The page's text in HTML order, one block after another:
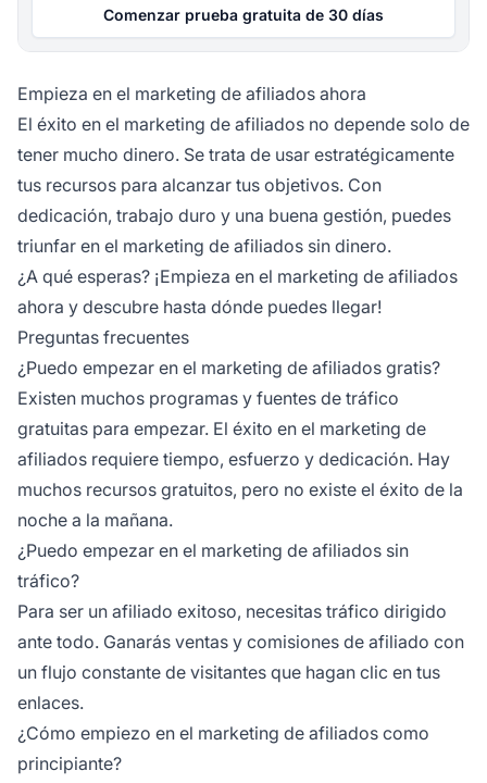
Comenzar prueba gratuita de 30 días
Empieza en el marketing de afiliados ahora
El éxito en el marketing de afiliados no depende solo de
tener mucho dinero. Se trata de usar estratégicamente
tus recursos para alcanzar tus objetivos. Con
dedicación, trabajo duro y una buena gestión, puedes
triunfar en el marketing de afiliados sin dinero.
¿A qué esperas? ¡Empieza en el marketing de afiliados
ahora y descubre hasta dónde puedes llegar!
Preguntas frecuentes
¿Puedo empezar en el marketing de afiliados gratis?
Existen muchos programas y fuentes de tráfico
gratuitas para empezar. El éxito en el marketing de
afiliados requiere tiempo, esfuerzo y dedicación. Hay
muchos recursos gratuitos, pero no existe el éxito de la
noche a la mañana.
¿Puedo empezar en el marketing de afiliados sin
tráfico?
Para ser un afiliado exitoso, necesitas tráfico dirigido
ante todo. Ganarás ventas y comisiones de afiliado con
un flujo constante de visitantes que hagan clic en tus
enlaces.
¿Cómo empiezo en el marketing de afiliados como
principiante?